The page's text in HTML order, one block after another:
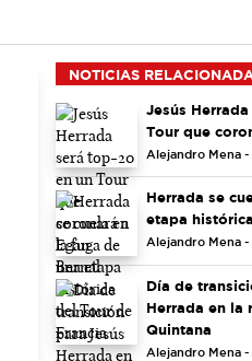
NOTICIAS
Jesús
Tour que
Alejandro Mena
Herrada se
etapa
Alejandro Mena
Día de
Herrada en la
Quintana
Alejandro Mena